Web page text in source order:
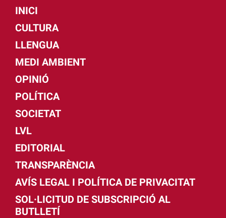
INICI
CULTURA
LLENGUA
MEDI AMBIENT
OPINIÓ
POLÍTICA
SOCIETAT
LVL
EDITORIAL
TRANSPARÈNCIA
AVÍS LEGAL I POLÍTICA DE PRIVACITAT
SOL·LICITUD DE SUBSCRIPCIÓ AL
BUTLLETÍ